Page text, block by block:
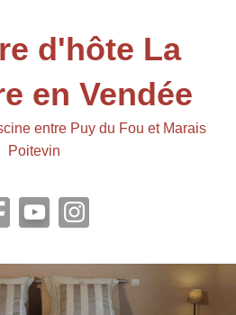
d'hôte La
en Vendée
entre Puy du Fou et Marais
Poitevin